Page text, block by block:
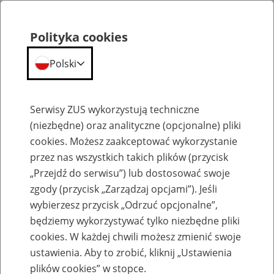
Szkolenia
Zaproś ZUS do siebie: Aktywni 50+
Polityka cookies
Polski
Serwisy ZUS wykorzystują techniczne
(niezbędne) oraz analityczne (opcjonalne) pliki
cookies. Możesz zaakceptować wykorzystanie
przez nas wszystkich takich plików (przycisk
„Przejdź do serwisu”) lub dostosować swoje
zgody (przycisk „Zarządzaj opcjami”). Jeśli
wybierzesz przycisk „Odrzuć opcjonalne”,
będziemy wykorzystywać tylko niezbędne pliki
cookies. W każdej chwili możesz zmienić swoje
ustawienia. Aby to zrobić, kliknij „Ustawienia
plików cookies” w stopce.